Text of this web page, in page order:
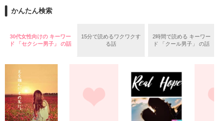
結婚式は人生最高の１日と言いますが…私には最悪の1日でし
相手は眼鏡の似合う現役大学生の超イケメン社長。
しかし、眼鏡はダテ、実は『夜の帝王』！？
「君は自分の身を守るため、俺は出世のため。俺たちはきっと
やむを得ない事情から始まった偽りの結婚生活。すぐに離婚す
「俺が愛を教えてやる」
ーー君を、あなたを、どうしようもないほどに愛してしまっ
た。
かんたん検索
30代女性向けの キーワー
ド 「セクシー男子」 の話
15分で読めるワクワクす
る話
2時間で読める キーワー
ド 「クール男子」 の話